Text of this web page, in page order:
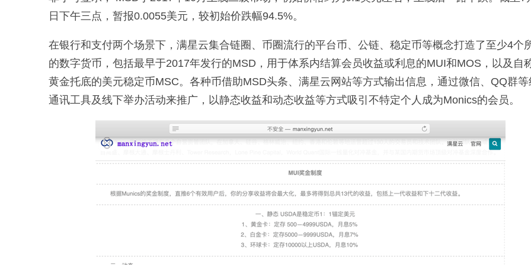
日下午三点，暂报0.0055美元，较初始价跌幅94.5%。
在银行和支付两个场景下，满星云集合链圈、币圈流行的平台币、公链、稳定币等概念打造了至少4个
的数字货币，包括最早于2017年发行的MSD，用于体系内结算会员收益或利息的MUI和MOS，以及自
黄金托底的美元稳定币MSC。各种币借助MSD头条、满星云网站等方式输出信息，通过微信、QQ群等
通讯工具及线下举办活动来推广，以静态收益和动态收益等方式吸引不特定个人成为Monics的会员。